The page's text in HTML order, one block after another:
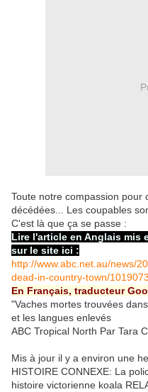
Toute notre compassion pour
décédées... Les coupables
C'est là que ça se passe :
Lire l'article en Anglais mis
sur le site ici :
http://www.abc.net.au/news/
dead-in-country-town/
En Français, traducteur
"Vaches mortes trouvées
et les langues enlevés
ABC Tropical North Par Tara
Mis à jour il y a environ une
HISTOIRE CONNEXE: La
histoire victorienne koala